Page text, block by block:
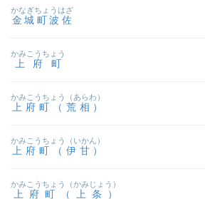
金城町波佐
かなぎちょうはざ
上府町
かみこうちょう
上府町（荒相）
かみこうちょう（あらわ）
上府町（伊甘）
かみこうちょう（いかん）
上府町（上条）
かみこうちょう（かみじょう）